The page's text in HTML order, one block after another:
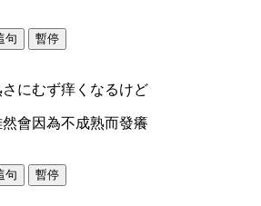
句 暫停
にむず痒くなるけど
會因為不成熟而發癢
句 暫停